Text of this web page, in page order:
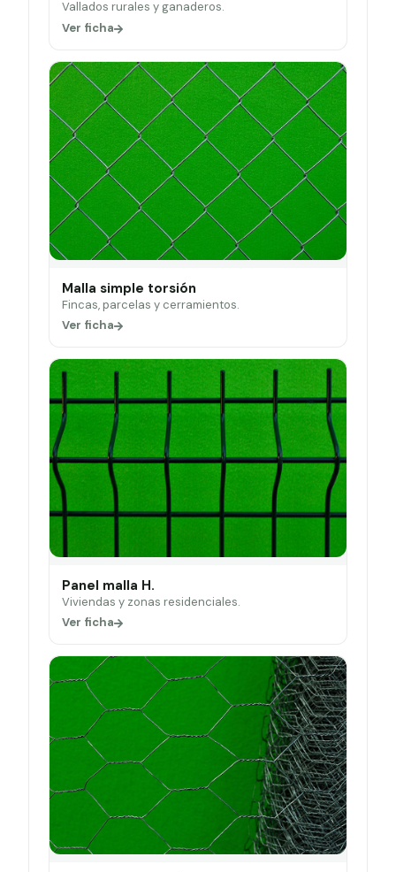
Vallados rurales y ganaderos.
Ver ficha
Malla simple torsión
Fincas, parcelas y cerramientos.
Ver ficha
Panel malla H.
Viviendas y zonas residenciales.
Ver ficha